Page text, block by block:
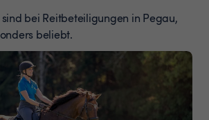
bei Reitbeteiligungen in Pegau,
beliebt.